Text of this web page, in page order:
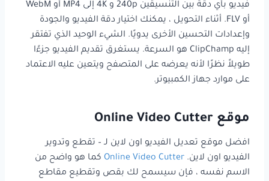
فيديو بأي دقة بين التنسيقين 240p و 4K إلى MP4 أو WebM
أو FLV. أثناء التحويل ، يمكنك اختيار دقة الفيديو والجودة
وإعدادات التحسين الأخرى يدويًا. الشيء الوحيد الذي تفتقر
إليه ClipChamp هو السرعة. يستغرق تقديم الفيديو جزءًا
طويلاً نظرًا لأنه يعرضه على المتصفح ويتعين عليه الاعتماد
على موارد جهاز الكمبيوتر.
موقع Online Video Cutter
افضل موقع تعديل الفيديو اون لاين لـ – تقطع وتدوير
الفيديو اون لاين. Online Video Cutter كما هو واضح من
الاسم نفسه ، فإن سيسمح لك بقص وتقطيع مقاطع